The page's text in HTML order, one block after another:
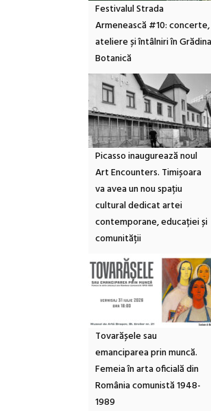
Festivalul Strada
Armenească #10: concerte,
ateliere și întâlniri în Grădina
Botanică
Picasso inaugurează noul
Art Encounters. Timișoara
va avea un nou spațiu
cultural dedicat artei
contemporane, educației și
comunității
Tovarășele sau
emanciparea prin muncă.
Femeia în arta oficială din
România comunistă 1948-
1989